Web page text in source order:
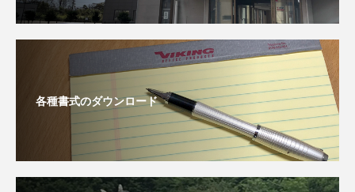
各種書式のダウンロード